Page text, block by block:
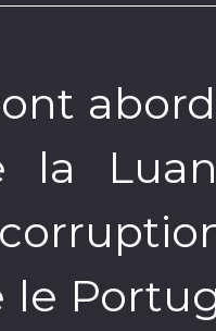
la
le